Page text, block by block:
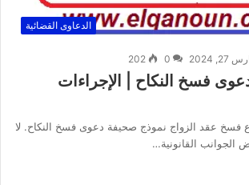
الدعاوى القضائية
27, 2024
0
202
فسخ النكاح | الإجراءات
عقد الزواج نموذج صحيفة دعوى فسخ النكاح. لا
القانونية…